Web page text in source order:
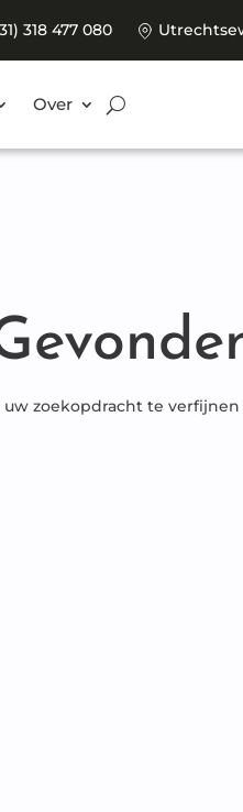
318 477 080
Over
zoekopdracht te